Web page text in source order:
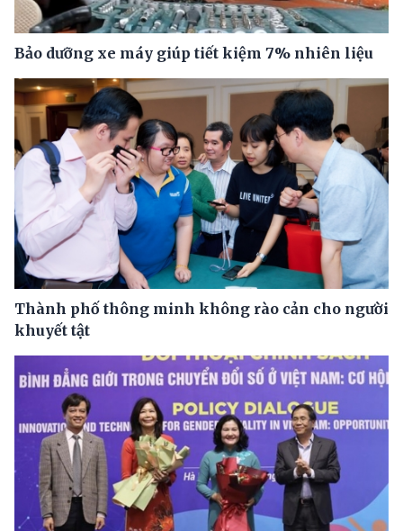
Bảo dưỡng xe máy giúp tiết kiệm 7% nhiên liệu
Thành phố thông minh không rào cản cho người
khuyết tật